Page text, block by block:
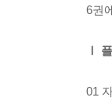
6권
Ⅰ
01